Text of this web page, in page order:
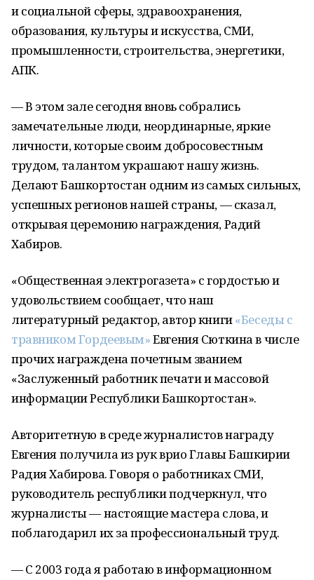
и социальной сферы, здравоохранения,
образования, культуры и искусства, СМИ,
промышленности, строительства, энергетики,
АПК.
— В этом зале сегодня вновь собрались
замечательные люди, неординарные, яркие
личности, которые своим добросовестным
трудом, талантом украшают нашу жизнь.
Делают Башкортостан одним из самых сильных,
успешных регионов нашей страны, — сказал,
открывая церемонию награждения, Радий
Хабиров.
«Общественная электрогазета» с гордостью и
удовольствием сообщает, что наш
литературный редактор, автор книги«Беседы с
травником Гордеевым»Евгения Сюткина в числе
прочих награждена почетным званием
«Заслуженный работник печати и массовой
информации Республики Башкортостан».
Авторитетную в среде журналистов награду
Евгения получила из рук врио Главы Башкирии
Радия Хабирова. Говоря о работниках СМИ,
руководитель республики подчеркнул, что
журналисты — настоящие мастера слова, и
поблагодарил их за профессиональный труд.
— С 2003 года я работаю в информационном